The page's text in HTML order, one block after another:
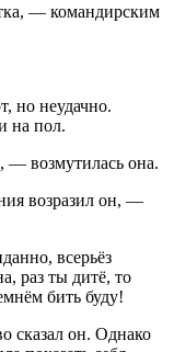
— командирским
но неудачно.
на пол.
— возмутилась она.
возразил он, —
всерьёз
раз ты дитё, то
бить буду!
он. Однако